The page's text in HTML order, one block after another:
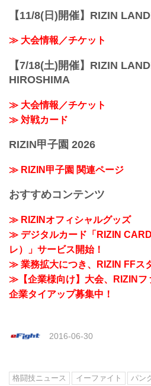
【11/8(日)開催】RIZIN
≫ 大会情報／チケット
【7/18(土)開催】RIZIN
HIROSHIMA
≫ 大会情報／チケット
≫ 対戦カード
RIZIN甲子園 2026
≫ RIZIN甲子園 関連ページ
おすすめコンテンツ
≫ RIZINオフィシャルグッズ
≫ デジタルカード「RIZIN
レ）」サービス開始！
≫ 業務拡大につき、RIZIN FFス
≫【企業様向け】大会、RIZINフ
企業タイアップ募集中！
2016-06-30
格闘技ニュース イーファイト パン